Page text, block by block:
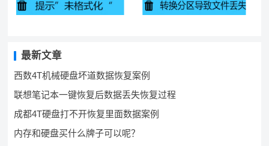
最新文章
西数4T机械硬盘坏道数据恢复案例
联想笔记本一键恢复后数据丢失恢复过程
成都4T硬盘打不开恢复里面数据案例
内存和硬盘买什么牌子可以呢？